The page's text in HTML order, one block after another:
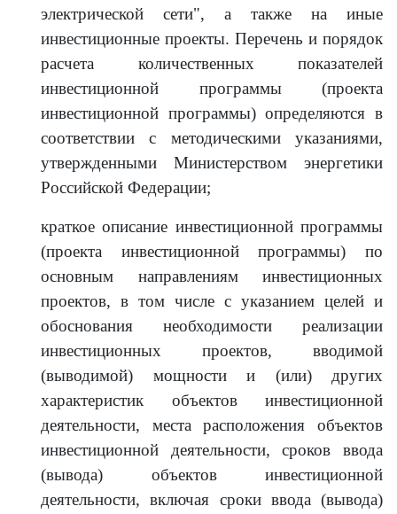
электрической сети", а также на иные
инвестиционные проекты. Перечень и порядок
расчета количественных показателей
инвестиционной программы (проекта
инвестиционной программы) определяются в
соответствии с методическими указаниями,
утвержденными Министерством энергетики
Российской Федерации;
краткое описание инвестиционной программы
(проекта инвестиционной программы) по
основным направлениям инвестиционных
проектов, в том числе с указанием целей и
обоснования необходимости реализации
инвестиционных проектов, вводимой
(выводимой) мощности и (или) других
характеристик объектов инвестиционной
деятельности, места расположения объектов
инвестиционной деятельности, сроков ввода
(вывода) объектов инвестиционной
деятельности, включая сроки ввода (вывода)